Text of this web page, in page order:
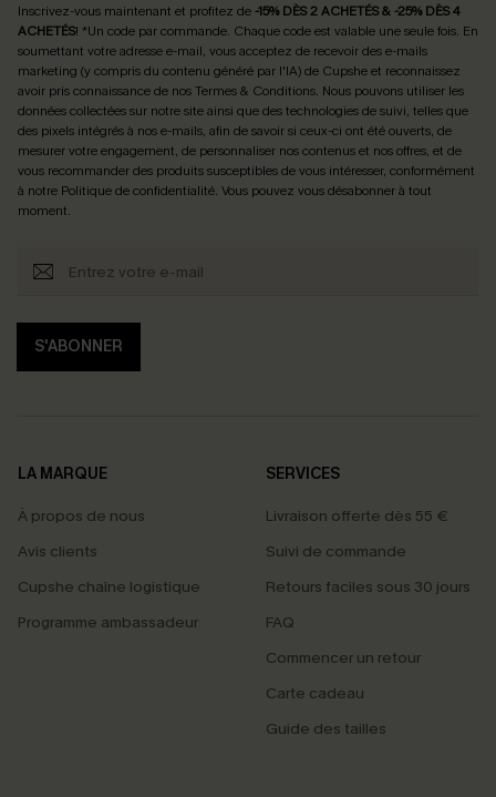
Inscrivez-vous maintenant et profitez de -15% DÈS 2 ACHETÉS & -25% DÈS 4
ACHETÉS! *Un code par commande. Chaque code est valable une seule fois. En
soumettant votre adresse e-mail, vous acceptez de recevoir des e-mails
marketing (y compris du contenu généré par l'IA) de Cupshe et reconnaissez
avoir pris connaissance de nosTermes & Conditions. Nous pouvons utiliser les
données collectées sur notre site ainsi que des technologies de suivi, telles que
des pixels intégrés à nos e-mails, afin de savoir si ceux-ci ont été ouverts, de
mesurer votre engagement, de personnaliser nos contenus et nos offres, et de
vous recommander des produits susceptibles de vous intéresser, conformément
à notre Politique de confidentialité. Vous pouvez vous désabonner à tout
moment.
S'ABONNER
LA MARQUE
À propos de nous
Avis clients
Cupshe chaîne logistique
Programme ambassadeur
SERVICES
Livraison offerte dès 55 €
Suivi de commande
Retours faciles sous 30 jours
FAQ
Commencer un retour
Carte cadeau
Guide des tailles